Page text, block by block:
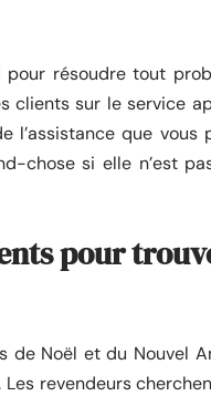
résoudre tout
clients sur le service
que vous
chose si elle n’est
pour
de Noël et du Nouvel
revendeurs